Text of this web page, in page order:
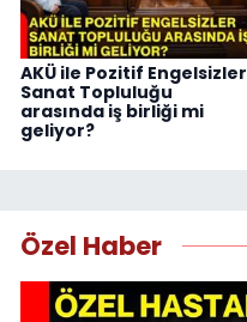
AKÜ ile Pozitif Engelsizler
Sanat Topluluğu
arasında iş birliği mi
geliyor?
Özel Haber